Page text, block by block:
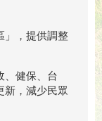
」，提供調整
、健保、台
新，減少民眾